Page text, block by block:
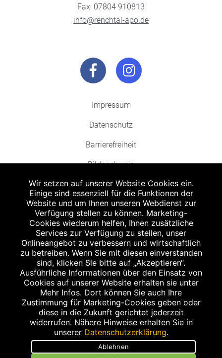
Fax: 07804 910813
info@renchtal-apo.de
Impressum
Datenschutz
Barrierefreiheit
Bildnachweis
Abgabe in haushaltsüblichen Mengen, solange der Vorrat reicht. Für Druck-
und Satzfehler keine Haftung.
Zu Risiken und Nebenwirkungen lesen Sie die Packungsbeilage und fragen
Sie Ihren Arzt oder Apotheker.
Angabe nach der deutschen Arzneimitteltaxe Apothekenerstattungspreis
(AEP). Der AEP ist keine unverbindliche Preisempfehlung der Hersteller. Der
AEP ist ein von den Apotheken in Ansatz gebrachter Preis für rezeptfreie
Arzneimittel. Er entspricht in der Höhe dem für Apotheken verbindlichen
Abgabepreis, zu dem eine Apotheke in bestimmten Fällen (z.B. bei Kindern
unter 12 Jahren) das Produkt mit der gesetzlichen Krankenversicherung
abrechnet. Der AEP ist der allgemeine Erstattungspreis im Falle einer
Kostenübernahme durch die gesetzlichen Krankenkassen, vor Abzug eines
Zwangsrabattes (zur Zeit 5%) nach §130 Abs. 1 SGB V.
Unverbindliche Preisempfehlung des Herstellers (UVP).
powered by apovena.de
Wir setzen auf unserer Website Cookies ein.
Einige sind essenziell für die Funktionen der
Website und um Ihnen unseren Webdienst zur
Verfügung stellen zu können. Marketing-
Cookies wiederum helfen, Ihnen zusätzliche
Services zur Verfügung zu stellen, unser
Onlineangebot zu verbessern und wirtschaftlich
zu betreiben. Wenn Sie mit diesen einverstanden
sind, klicken Sie bitte auf „Akzeptieren“.
Ausführliche Informationen über den Einsatz von
Cookies auf unserer Website erhalten sie unter
Mehr Infos. Dort können Sie auch Ihre
Zustimmung für Marketing-Cookies geben oder
diese in die Zukunft gerichtet jederzeit
widerrufen. Nähere Hinweise erhalten Sie in
unserer Datenschutzerklärung.
Ablehnen